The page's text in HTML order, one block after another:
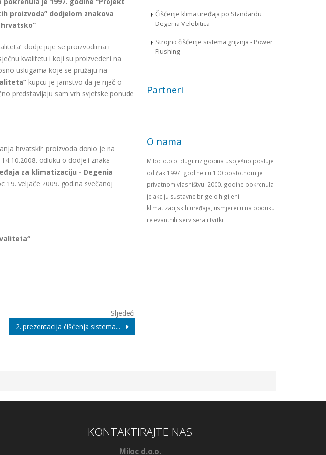
proizvoda” dodjelom znakova
dodjeljuje se proizvodima i
kvalitetu i koji su proizvedeni na
uslugama koje se pružaju na
kupcu je jamstvo da je riječ o
predstavljaju sam vrh svjetske ponude
hrvatskih proizvoda donio je na
odluku o dodjeli znaka
za klimatizaciju - Degenia
19. veljače 2009. god.na svečanoj
Sljedeći
2. prezentacija čišćenja sistema...
Čišćenje klima uređaja po Standardu
Degenia Velebitica
Strojno čišćenje sistema grijanja - Power
Flushing
Partneri
O nama
Miloc d.o.o. dugi niz godina uspješno posluje
od čak 1997. godine i u 100 postotnom je
privatnom vlasništvu. 2000. godine pokrenula
je akciju sustavne brige o higijeni
klimatizacijskih uređaja, usmjerenu na poduku
relevantnih servisera i tvrtki.
KONTAKTIRAJTE NAS
Miloc d.o.o.